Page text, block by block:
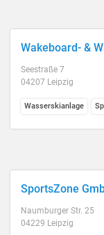
Wakeboard- &
Seestraße 7
04207 Leipzig
Wasserskianlage
SportsZone
Naumburger Str. 25
04229 Leipzig